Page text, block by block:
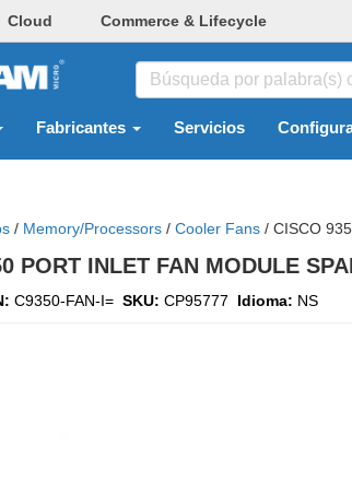
Cloud Commerce & Lifecycle
Fabricantes Servicios
/ Memory/processors / Cooler Fans / CISCO
PORT INLET FAN MODULE
C9350-FAN-I= SKU: CP95777 Idioma: NS